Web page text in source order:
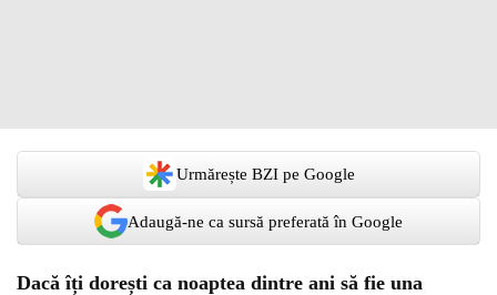
Urmărește BZI pe Google
Adaugă-ne ca sursă preferată în Google
Dacă îți dorești ca noaptea dintre ani să fie una